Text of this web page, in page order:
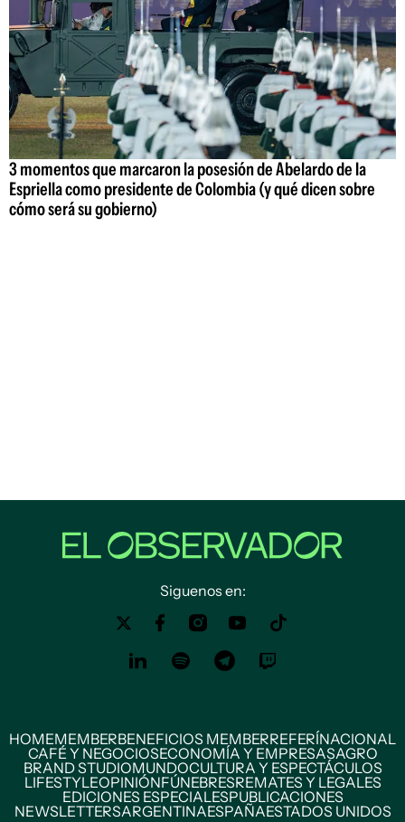
3 momentos que marcaron la posesión de Abelardo de la
Espriella como presidente de Colombia (y qué dicen sobre
cómo será su gobierno)
Siguenos en:
HOMEMEMBERBENEFICIOS MEMBERREFERÍNACIONAL
CAFÉ Y NEGOCIOSECONOMÍA Y EMPRESASAGRO
BRAND STUDIOMUNDOCULTURA Y ESPECTÁCULOS
LIFESTYLEOPINIÓNFÚNEBRESREMATES Y LEGALES
EDICIONES ESPECIALESPUBLICACIONES
NEWSLETTERSARGENTINAESPAÑAESTADOS UNIDOS